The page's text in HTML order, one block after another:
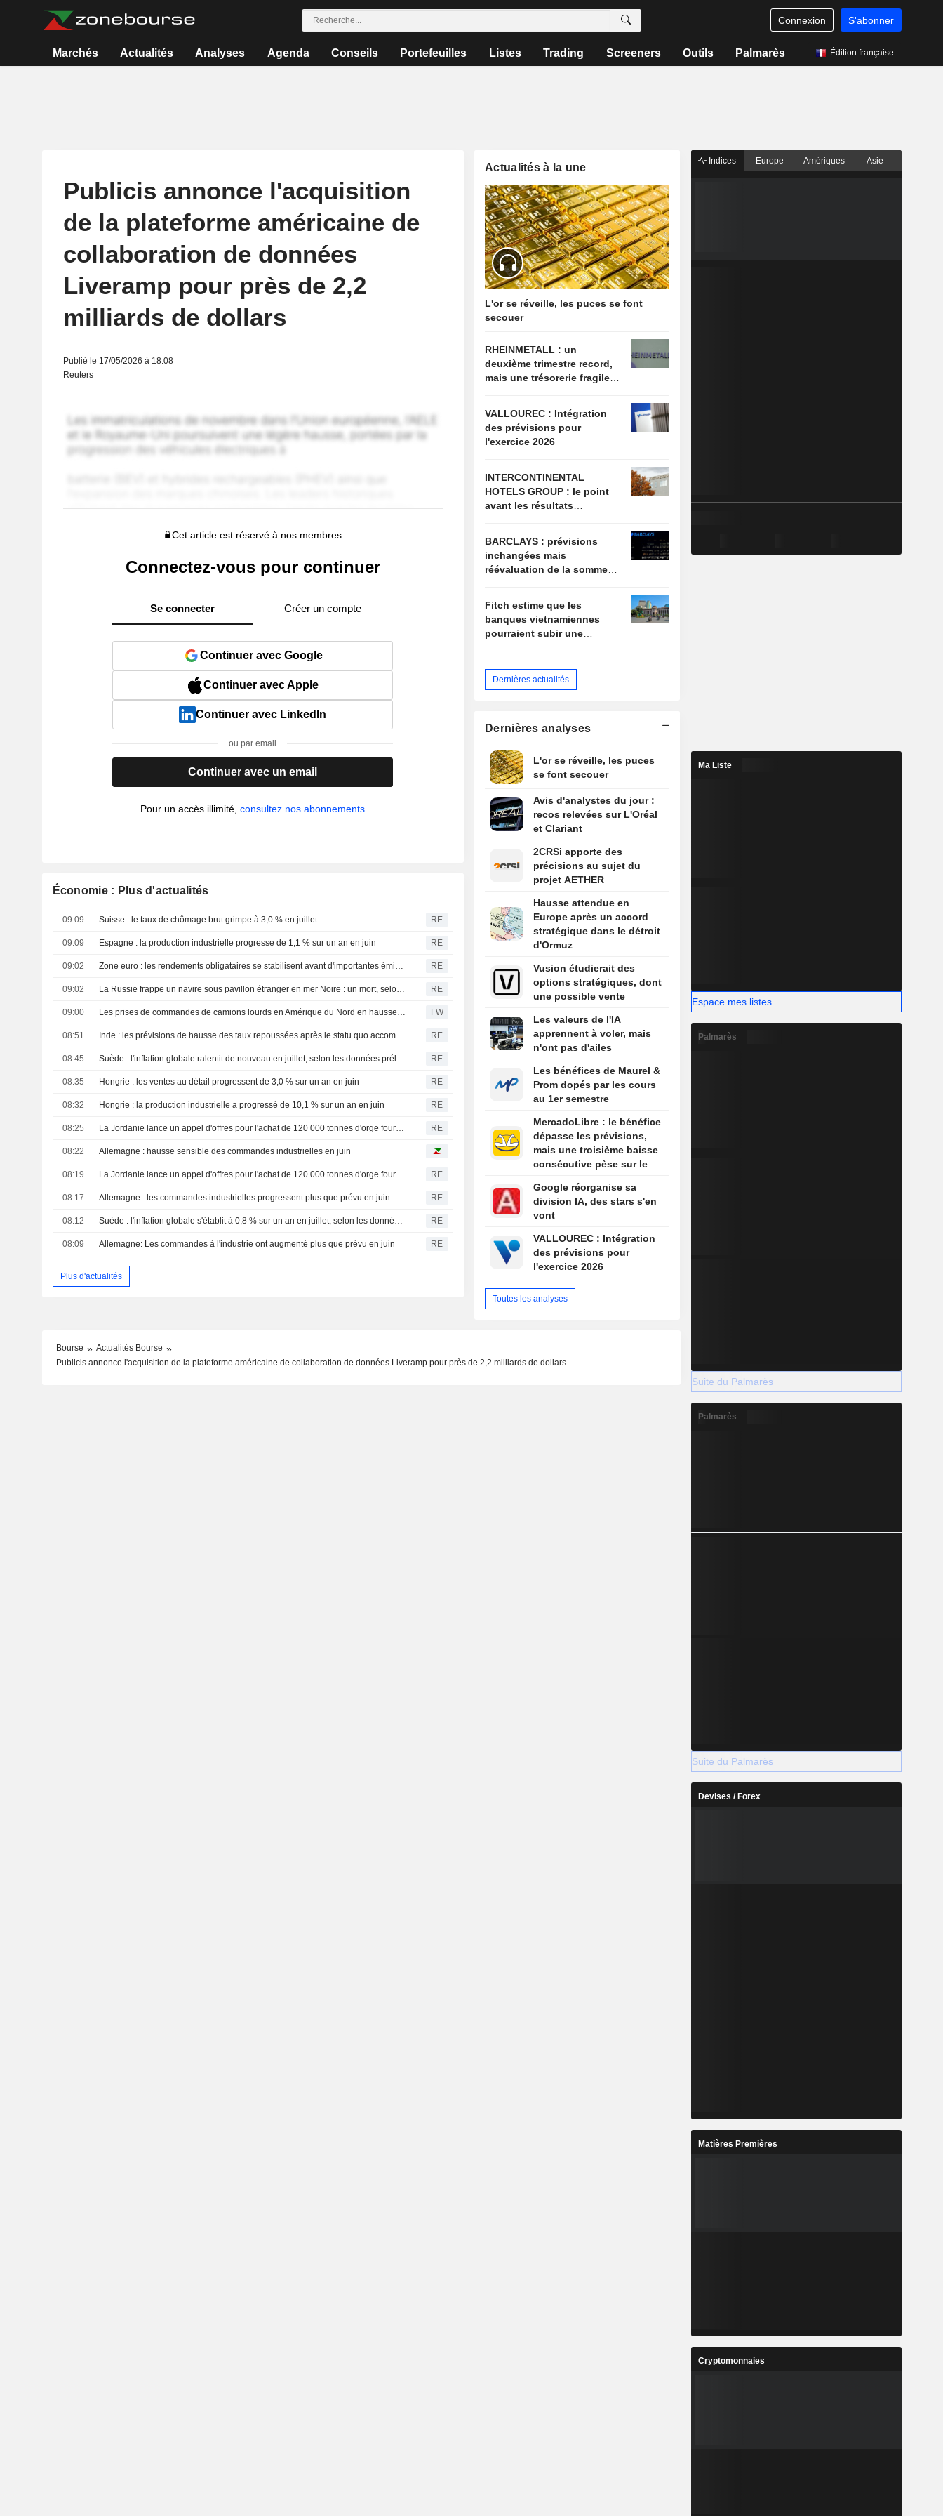
Connexion S'abonner
Marchés Actualités Analyses Agenda Conseils Portefeuilles Listes Trading Screeners Outils Palmarès Édition française
Publicis annonce l'acquisition
de la plateforme américaine de
collaboration de données
Liveramp pour près de 2,2
milliards de dollars
Publié le 17/05/2026 à 18:08
Reuters
Cet article est réservé à nos membres
Connectez-vous pour continuer
Se connecter Créer un compte
Continuer avec Google
Continuer avec Apple
Continuer avec LinkedIn
ou par email
Continuer avec un email
Pour un accès illimité,consultez nos abonnements
Économie : Plus d'actualités
09:09 Suisse : le taux de chômage brut grimpe à 3,0 % en juillet RE
09:09 Espagne : la production industrielle progresse de 1,1 % sur un an en juin RE
09:02 Zone euro : les rendements obligataires se stabilisent avant d'importantes émissions françaises RE
09:02 La Russie frappe un navire sous pavillon étranger en mer Noire : un mort, selon le gouverneur d'Odessa RE
09:00 Les prises de commandes de camions lourds en Amérique du Nord en hausse sur un an en juillet - ACT Research (mise à jour) FW
08:51 Inde : les prévisions de hausse des taux repoussées après le statu quo accommodant de la banque centrale RE
08:45 Suède : l'inflation globale ralentit de nouveau en juillet, selon les données préliminaires RE
08:35 Hongrie : les ventes au détail progressent de 3,0 % sur un an en juin RE
08:32 Hongrie : la production industrielle a progressé de 10,1 % sur un an en juin RE
08:25 La Jordanie lance un appel d'offres pour l'achat de 120 000 tonnes d'orge fourragère, selon des négociants RE
08:22 Allemagne : hausse sensible des commandes industrielles en juin
08:19 La Jordanie lance un appel d'offres pour l'achat de 120 000 tonnes d'orge fourragère, selon des négociants RE
08:17 Allemagne : les commandes industrielles progressent plus que prévu en juin RE
08:12 Suède : l'inflation globale s'établit à 0,8 % sur un an en juillet, selon les données préliminaires RE
08:09 Allemagne: Les commandes à l'industrie ont augmenté plus que prévu en juin RE
Plus d'actualités
Actualités à la une
L'or se réveille, les puces se font
secouer
RHEINMETALL : un
deuxième trimestre record,
mais une trésorerie fragile
VALLOUREC : Intégration
des prévisions pour
l'exercice 2026
INTERCONTINENTAL
HOTELS GROUP : le point
avant les résultats
BARCLAYS : prévisions
inchangées mais
réévaluation de la somme
Fitch estime que les
banques vietnamiennes
pourraient subir une
du gouvernement
Dernières actualités
Dernières analyses
L'or se réveille, les puces
se font secouer
Avis d'analystes du jour :
recos relevées sur L'Oréal
et Clariant
2CRSi apporte des
précisions au sujet du
projet AETHER
Hausse attendue en
Europe après un accord
stratégique dans le détroit
d'Ormuz
Vusion étudierait des
options stratégiques, dont
une possible vente
Les valeurs de l'IA
apprennent à voler, mais
n'ont pas d'ailes
Les bénéfices de Maurel &
Prom dopés par les cours
au 1er semestre
MercadoLibre : le bénéfice
dépasse les prévisions,
mais une troisième baisse
consécutive pèse sur le
Google réorganise sa
division IA, des stars s'en
vont
VALLOUREC : Intégration
des prévisions pour
l'exercice 2026
Toutes les analyses
Bourse
Actualités Bourse
Publicis annonce l'acquisition de la plateforme américaine de collaboration de données Liveramp pour près de 2,2 milliards de dollars
Indices Europe Amériques Asie
Ma Liste
Espace mes listes
Palmarès
Suite du Palmarès
Palmarès
Suite du Palmarès
Devises / Forex
Matières Premières
Cryptomonnaies